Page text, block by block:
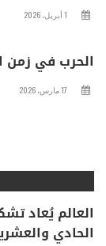
1 أبريل، 2026
الحرب في زمن
17 مارس، 2026
العالم يُعاد
الحادي